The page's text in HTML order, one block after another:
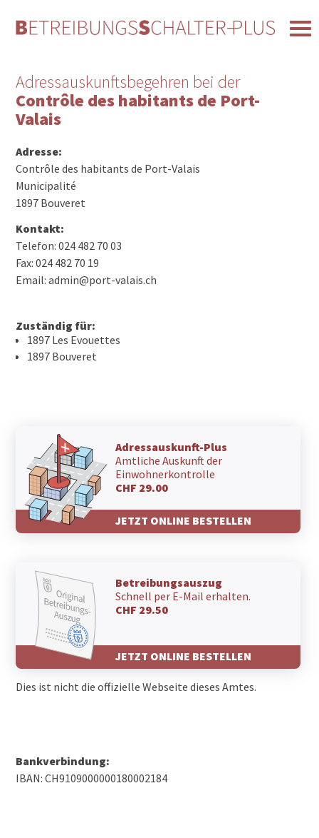
Adressauskunftsbegehren bei der
Contrôle des habitants de Port-
Valais
Adresse:
Contrôle des habitants de Port-Valais
Municipalité
1897 Bouveret
Kontakt:
Telefon: 024 482 70 03
Fax: 024 482 70 19
Email: admin@port-valais.ch
Zuständig für:
1897 Les Evouettes
1897 Bouveret
Adressauskunft-Plus
Amtliche Auskunft der
Einwohnerkontrolle
CHF 29.00
JETZT ONLINE BESTELLEN
Betreibungsauszug
Schnell per E-Mail erhalten.
CHF 29.50
JETZT ONLINE BESTELLEN
Dies ist nicht die offizielle Webseite dieses Amtes.
Bankverbindung:
IBAN: CH9109000000180002184